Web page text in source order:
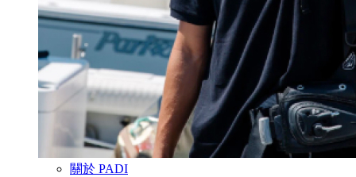
關於 PADI